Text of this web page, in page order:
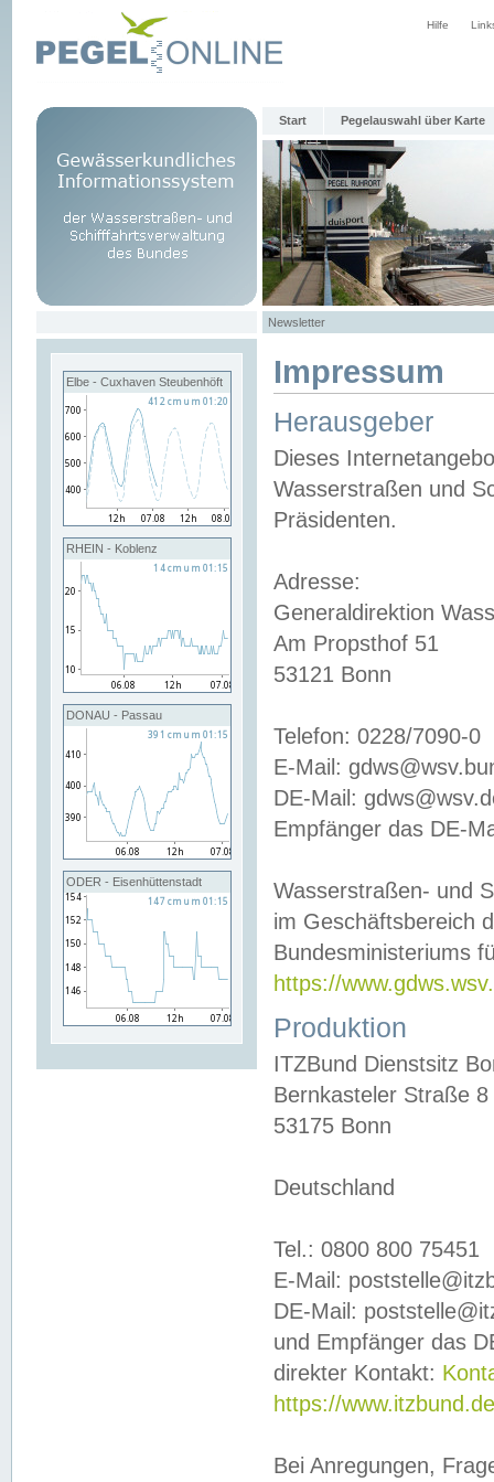
Hilfe
Start Pegelauswahl über Karte
Newsletter
Elbe - Cuxhaven Steubenhöft
RHEIN - Koblenz
DONAU - Passau
ODER - Eisenhüttenstadt
Impressum
Herausgeber
Dieses
Wasserstraßen und
Präsidenten.
Adresse:
Generaldirektion
Am Propsthof 51
53121 Bonn
Telefon: 0228/7090-0
E-Mail:
DE-Mail:
Empfänger das DE-
Wasserstraßen- und
im Geschäftsbereich
Bundesministeriums
https://
Produktion
ITZBund Dienstsitz
Bernkasteler Straße 8
53175 Bonn
Deutschland
Tel.: 0800 800 75451
E-Mail:
DE-Mail:
und Empfänger das
direkter Kontakt:
https://
Bei Anregungen,